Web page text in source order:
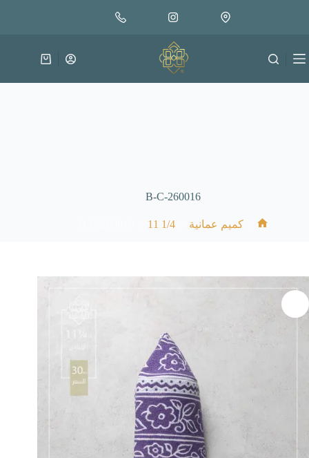
متوفر في المخزون
إضافة إلى السلة
عربة
B-C-260016
كميم عمانية 1/4 11